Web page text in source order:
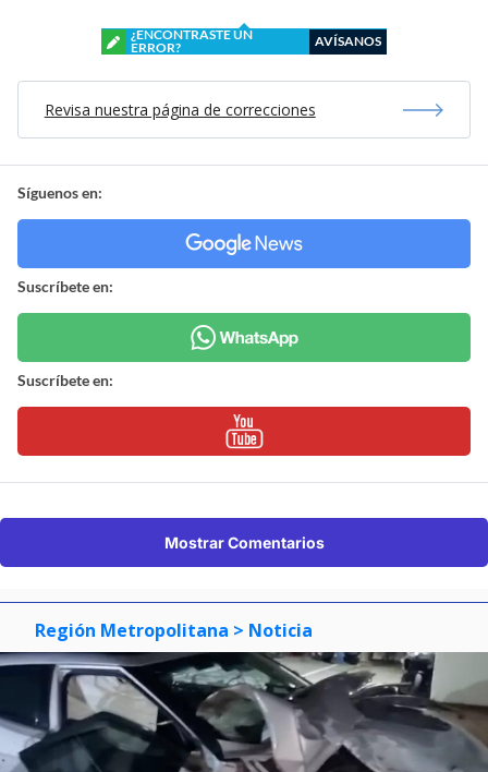
¿ENCONTRASTE UN
ERROR?
AVÍSANOS
Revisa nuestra página de correcciones
Síguenos en:
Suscríbete en:
Suscríbete en:
Mostrar Comentarios
Región Metropolitana > Noticia